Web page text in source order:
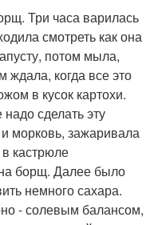
Три часа варилась
смотреть как она
потом мыла,
ждала, когда все это
в кусок картохи.
сделать эту
морковь, зажаривала
кастрюле
борщ. Далее было
немного сахара.
- солевым балансом,